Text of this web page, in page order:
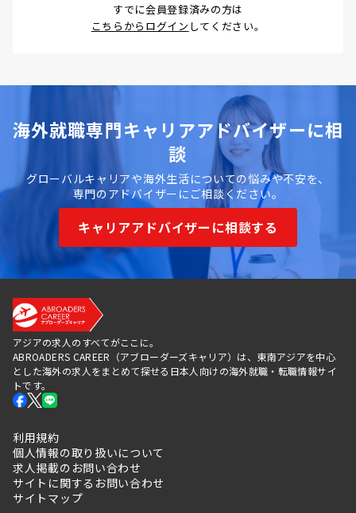
すでに会員登録済みの方は
こちらからログイン してください。
海外就職専門キャリアアドバイザーに相
談
グローバルキャリアや海外生活についての悩みや不安を、
専門のアドバイザーにご相談ください。
キャリアアドバイザーに相談する
アジアの求人のすべてがここに。
ABROADERS CAREER（アブローダーズキャリア）は、東南アジアを中心
とした海外の求人をまとめて探せる日本人向けの海外就職・転職情報サイ
トです。
利用規約
個人情報の取り扱いについて
求人掲載のお問い合わせ
サイトに関するお問い合わせ
サイトマップ